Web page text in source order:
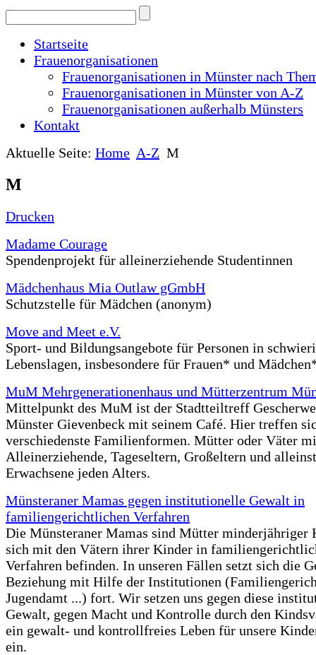
Startseite
Frauenorganisationen
Frauenorganisationen in Münster nach
Frauenorganisationen in Münster von A-Z
Frauenorganisationen außerhalb Münsters
Kontakt
Aktuelle Seite: Home A-Z M
M
Drucken
Madame Courage
Spendenprojekt für alleinerziehende Studentinnen
Mädchenhaus Mia Outlaw gGmbH
Schutzstelle für Mädchen (anonym)
Move and Meet e.V.
Sport- und Bildungsangebote für Personen in
Lebenslagen, insbesondere für Frauen* und
MuM Mehrgenerationenhaus und Mütterzentrum
Mittelpunkt des MuM ist der Stadtteiltreff
Münster Gievenbeck mit seinem Café. Hier treffen
verschiedenste Familienformen. Mütter oder Väter
Alleinerziehende, Tageseltern, Großeltern und
Erwachsene jeden Alters.
Münsteraner Mamas gegen institutionelle Gewalt in
familiengerichtlichen Verfahren
Die Münsteraner Mamas sind Mütter minderjähriger
sich mit den Vätern ihrer Kinder in
Verfahren befinden. In unseren Fällen setzt sich die
Beziehung mit Hilfe der Institutionen
Jugendamt ...) fort. Wir setzen uns gegen diese
Gewalt, gegen Macht und Kontrolle durch den
ein gewalt- und kontrollfreies Leben für unsere
ein.